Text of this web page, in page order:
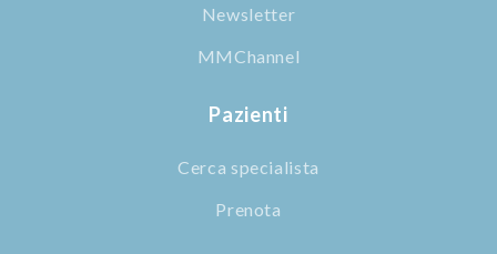
Newsletter
MMChannel
Pazienti
Cerca specialista
Prenota